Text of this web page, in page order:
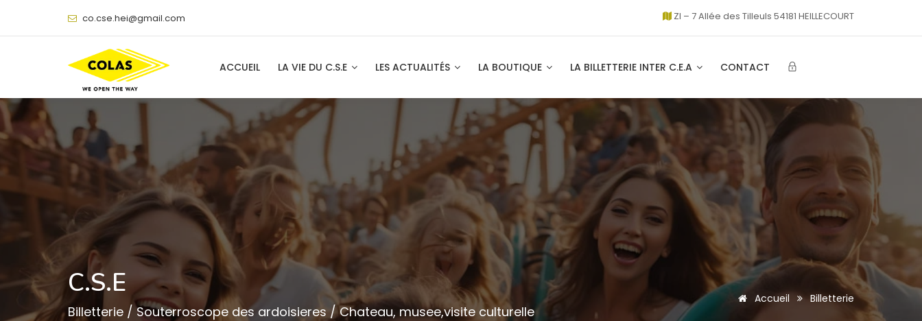
@ ZI – 7 Allée des Tilleuls 54181 HEILLECOURT
ACCUEIL LA VIE DU C.S.E LES ACTUALITÉS LA BOUTIQUE LA BILLETTERIE INTER C.E.A CONTACT
C.S.E
Billetterie / Souterroscope des ardoisieres / Chateau, musee,visite culturelle
Accueil Billetterie